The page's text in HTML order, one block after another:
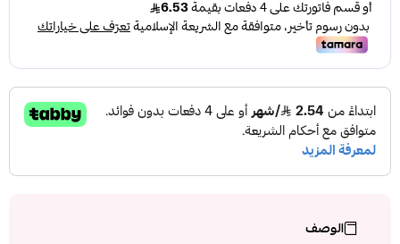
الوصف